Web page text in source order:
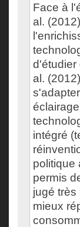
Face à
al.
d'étudier
al.
intégré
politique
permis
jugé très
mieux